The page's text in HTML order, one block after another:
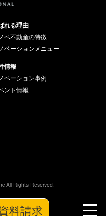
料請求
れる理由
ベ不動産の特徴
ベーションメニュー
情報
ベーション事例
ント情報
All Rights Reserved.